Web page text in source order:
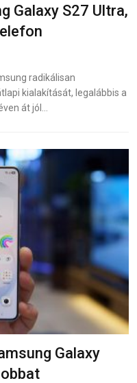
Galaxy S27 Ultra,
radikálisan
kialakítását, legalábbis a
át jól…
Galaxy